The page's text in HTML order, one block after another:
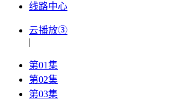
线路中心
云播放③
|
第01集
第02集
第03集